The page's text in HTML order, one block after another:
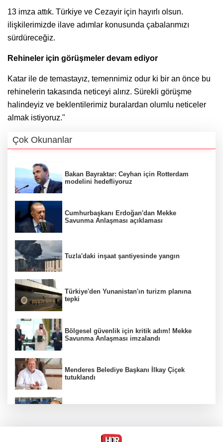
13 imza attık. Türkiye ve Cezayir için hayırlı olsun.
ilişkilerimizde ilave adımlar konusunda çabalarımızı
sürdüreceğiz.
Rehineler için görüşmeler devam ediyor
Katar ile de temastayız, temennimiz odur ki bir an önce bu
rehinelerin takasında neticeyi alırız. Sürekli görüşme
halindeyiz ve beklentilerimiz buralardan olumlu neticeler
almak istiyoruz."
Çok Okunanlar
Bakan Bayraktar: Ceyhan için Rotterdam
modelini hedefliyoruz
Cumhurbaşkanı Erdoğan'dan Mekke
Savunma Anlaşması açıklaması
Tuzla'daki inşaat şantiyesinde yangın
Türkiye'den Yunanistan'ın turizm planına
tepki
Bölgesel güvenlik için kritik adım! Mekke
Savunma Anlaşması imzalandı
Menderes Belediye Başkanı İlkay Çiçek
tutuklandı